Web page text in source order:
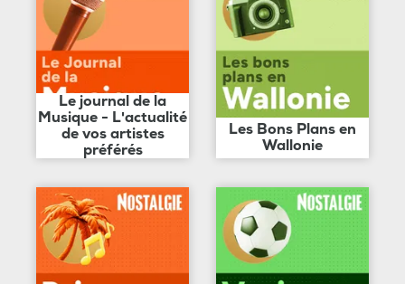
Le journal de la
Musique - L'actualité
de vos artistes
préférés
Les Bons Plans en
Wallonie